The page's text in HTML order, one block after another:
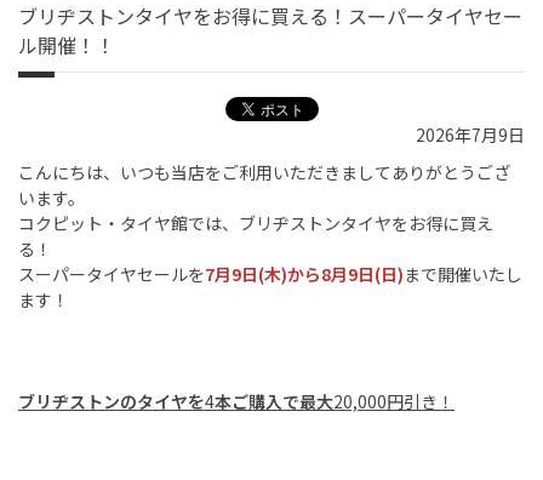
ブリヂストンタイヤをお得に買える！スーパータイヤセー
ル開催！！
2026年7月9日
こんにちは、いつも当店をご利用いただきましてありがとうござ
います。
コクピット・タイヤ館では、ブリヂストンタイヤをお得に買え
る！
スーパータイヤセールを7月9日(木)から8月9日(日)まで開催いたし
ます！
ブリヂストンのタイヤを4本ご購入で最大20,000円引き！